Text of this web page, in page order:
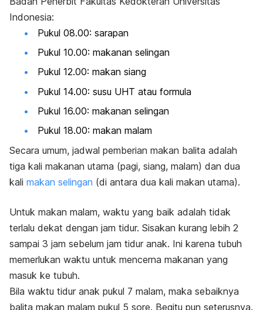
Indonesia:
Pukul 08.00: sarapan
Pukul 10.00: makanan selingan
Pukul 12.00: makan siang
Pukul 14.00: susu UHT atau formula
Pukul 16.00: makanan selingan
Pukul 18.00: makan malam
Secara umum, jadwal pemberian makan balita adalah
tiga kali makanan utama (pagi, siang, malam) dan dua
kali makan selingan (di antara dua kali makan utama).
Untuk makan malam, waktu yang baik adalah tidak
terlalu dekat dengan jam tidur. Sisakan kurang lebih 2
sampai 3 jam sebelum jam tidur anak. Ini karena tubuh
memerlukan waktu untuk mencerna makanan yang
masuk ke tubuh.
Bila waktu tidur anak pukul 7 malam, maka sebaiknya
balita makan malam pukul 5 sore. Begitu pun seterusnya.